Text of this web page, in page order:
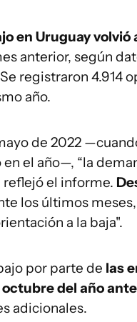
en Uruguay volvió
anterior, según
registraron 4.914
año.
de 2022
el año—, “la
reflejó el informe.
los últimos
a la baja".
por parte de las
del año
adicionales.